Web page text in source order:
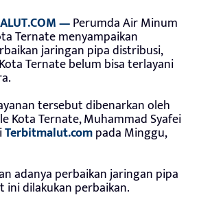
—Perumda Air Minum
Ternate menyampaikan
jaringan pipa distribusi,
Ternate belum bisa terlayani
tersebut dibenarkan oleh
Kota Ternate, Muhammad Syafei
Terbitmalut.compada Minggu,
adanya perbaikan jaringan pipa
ini dilakukan perbaikan.